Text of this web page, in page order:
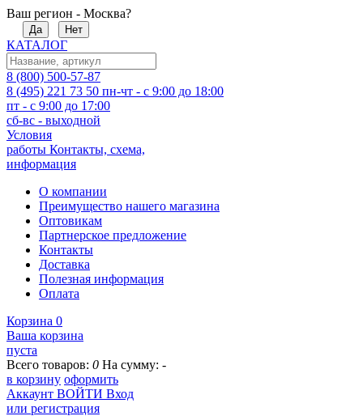
Ваш регион - Москва?
Да Нет
КАТАЛОГ
8 (800) 500-57-87
8 (495) 221 73 50 пн-чт - с 9:00 до 18:00
пт - с 9:00 до 17:00
сб-вс - выходной
Условия
работы Контакты, схема,
информация
О компании
Преимущество нашего магазина
Оптовикам
Партнерское предложение
Контакты
Доставка
Полезная информация
Оплата
Корзина 0
Ваша корзина
пуста
Всего товаров: 0 На сумму: -
в корзину оформить
Аккаунт ВОЙТИ Вход
или регистрация